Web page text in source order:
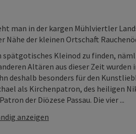
man in der kargen Mühlviertler
Nähe der kleinen Ortschaft
Kleinod zu finden,
Altären aus dieser Zeit
deshalb besonders für den
als Kirchenpatron, des heiligen
der Diözese Passau. Die vier ...
anzeigen